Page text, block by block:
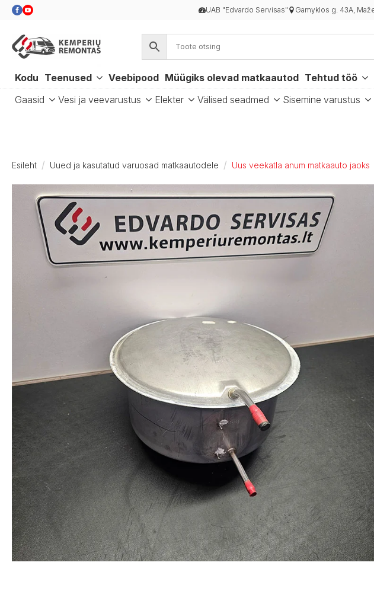
UAB "Edvardo Servisas" Gamyklos g. 43A,
Kodu Teenused Veebipood Müügiks olevad matkaautod Tehtud töö
Gaasid
Vesi ja veevarustus Elekter Välised seadmed Sisemine varustus
Esileht Uued ja kasutatud varuosad matkaautodele Uus veekatla anum matkaauto jaoks